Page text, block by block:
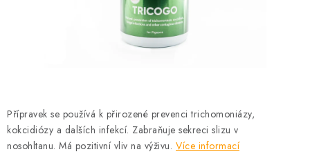
VÝPRODEJ
ZNAČKY
Přípravek se používá k přirozené prevenci trichomoniázy,
kokcidiózy a dalších infekcí. Zabraňuje sekreci slizu v
nosohltanu. Má pozitivní vliv na výživu. Více informací